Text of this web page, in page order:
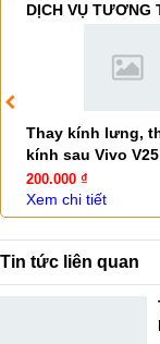
DỊCH VỤ TƯƠNG
Thay kính lưng,
kính sau Vivo V25
200.000 ₫
Xem chi tiết
Tin tức liên quan